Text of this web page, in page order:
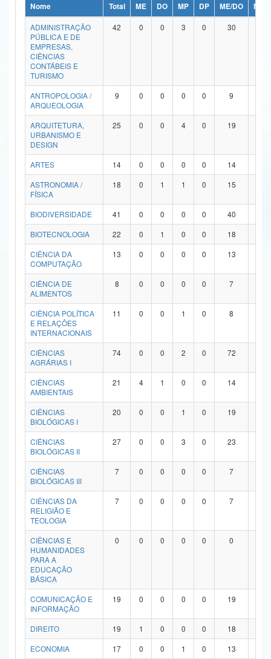
Ministério da Ciência, Tecnologia, Inovações e Comunicações
Ministério do Meio Ambiente
Ministério do Turismo
Ministério do Desenvolvimento Regional
Controladoria-Geral da União
Ministério da Mulher, da Família e dos Direitos Humanos
Secretaria de Governo
Advocacia-Geral da União
Banco Central do Brasil
Nome Total ME DO MP DP ME/DO
MP/
ADMINISTRAÇÃO
PÚBLICA E DE
EMPRESAS,
CIÊNCIAS
CONTÁBEIS E
TURISMO
42 0 0 3 0 30
ANTROPOLOGIA /
ARQUEOLOGIA
9 0 0 0 0 9
ARQUITETURA,
URBANISMO E
DESIGN
25 0 0 4 0 19
ARTES 14 0 0 0 0 14
ASTRONOMIA /
FÍSICA
18 0 1 1 0 15
BIODIVERSIDADE 41 0 0 0 0 40
BIOTECNOLOGIA
22 0 1 0 0 18
CIÊNCIA DA
COMPUTAÇÃO
13 0 0 0 0 13
CIÊNCIA DE
ALIMENTOS
8 0 0 0 0 7
CIÊNCIA POLÍTICA
E RELAÇÕES
INTERNACIONAIS
11 0 0 1 0 8
CIÊNCIAS
AGRÁRIAS I
74 0 0 2 0 72
CIÊNCIAS
AMBIENTAIS
21 4 1 0 0 14
CIÊNCIAS
BIOLÓGICAS I
20 0 0 1 0 19
CIÊNCIAS
BIOLÓGICAS II
27 0 0 3 0 23
CIÊNCIAS
BIOLÓGICAS III
7 0 0 0 0 7
CIÊNCIAS DA
RELIGIÃO E
TEOLOGIA
7 0 0 0 0 7
CIÊNCIAS E
HUMANIDADES
PARA A
EDUCAÇÃO
BÁSICA
0 0 0 0 0 0
COMUNICAÇÃO E
INFORMAÇÃO
19 0 0 0 0 19
DIREITO 19 1 0 0 0 18
ECONOMIA
17 0 0 1 0 13